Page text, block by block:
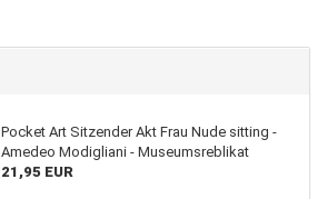
Pocket Art Sitzender Akt Frau Nude sitting -
Amedeo Modigliani - Museumsreblikat
21,95 EUR